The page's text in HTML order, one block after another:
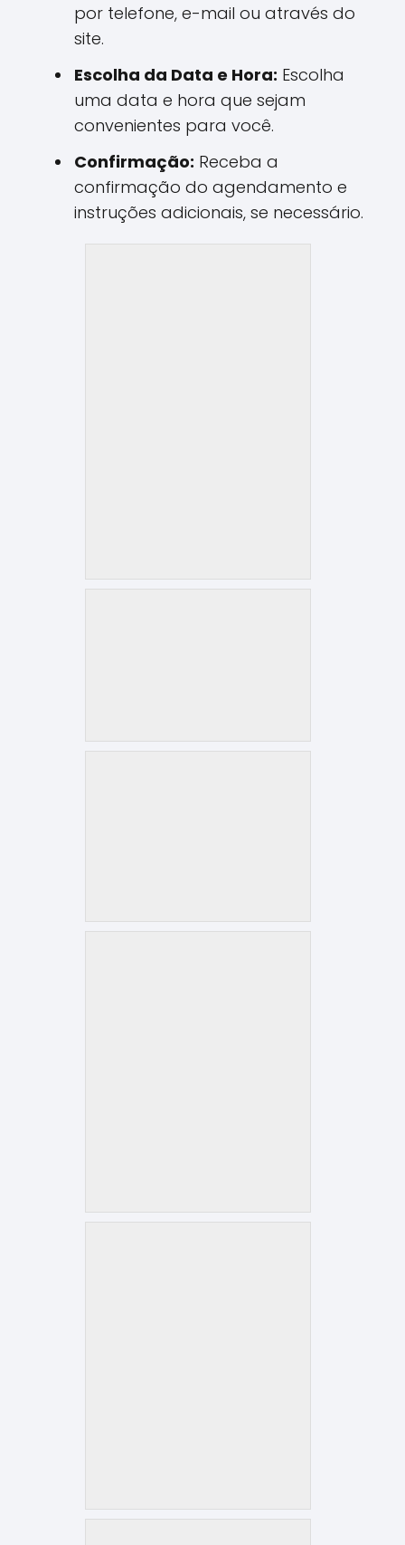
por telefone, e-mail ou através do
site.
Escolha da Data e Hora: Escolha
uma data e hora que sejam
convenientes para você.
Confirmação: Receba a
confirmação do agendamento e
instruções adicionais, se necessário.